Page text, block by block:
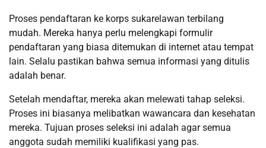
Proses pendaftaran ke korps sukarelawan terbilang
mudah. Mereka hanya perlu melengkapi formulir
pendaftaran yang biasa ditemukan di internet atau tempat
lain. Selalu pastikan bahwa semua informasi yang ditulis
adalah benar.
Setelah mendaftar, mereka akan melewati tahap seleksi.
Proses ini biasanya melibatkan wawancara dan kesehatan
mereka. Tujuan proses seleksi ini adalah agar semua
anggota sudah memiliki kualifikasi yang pas.